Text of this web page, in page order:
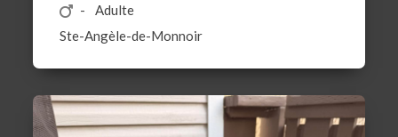
Adulte
Ste-Angèle-de-Monnoir